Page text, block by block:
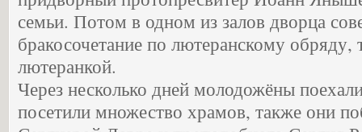
семьи. Потом в одном из залов дворца
бракосочетание по лютеранскому обряду,
лютеранкой.
Через несколько дней молодожёны
посетили множество храмов, также они